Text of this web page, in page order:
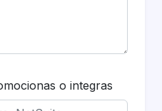
o integras